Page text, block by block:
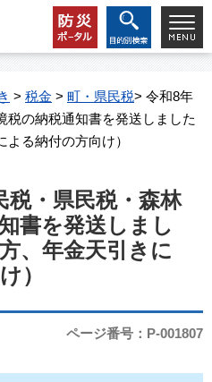
> 税金 > 町・県民税> 令和8年
税の納税通知書を発送しました
よる納付の方向け）
税・県民税・森林
書を発送しまし
、年金天引きに
）
ページ番号：P-001807